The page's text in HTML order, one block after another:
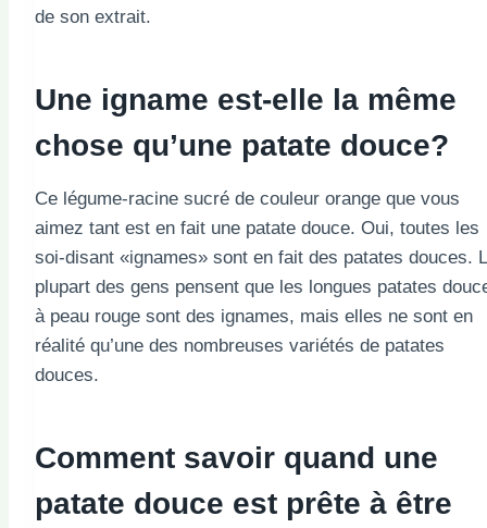
de son extrait.
Une igname est-elle la même
chose qu’une patate douce?
Ce légume-racine sucré de couleur orange que vous
aimez tant est en fait une patate douce. Oui, toutes les
soi-disant «ignames» sont en fait des patates douces.
plupart des gens pensent que les longues patates
à peau rouge sont des ignames, mais elles ne sont en
réalité qu’une des nombreuses variétés de patates
douces.
Comment savoir quand une
patate douce est prête à être